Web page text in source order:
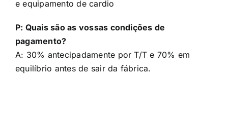
pagamento?
A: 30% antecipadamente por T/T e 70% em
equilíbrio antes de sair da fábrica.